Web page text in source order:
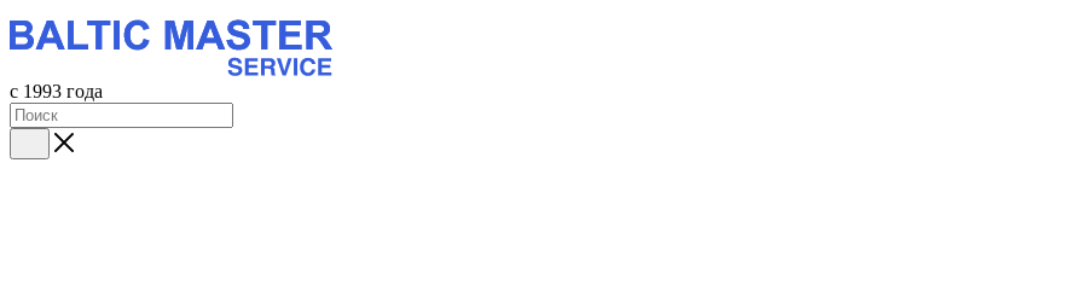
с 1993 года